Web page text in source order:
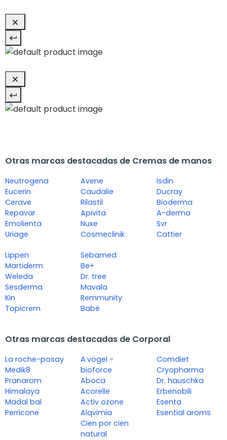
Otras marcas destacadas de Cremas de manos
Neutrogena
Eucerin
Cerave
Repavar
Emolienta
Uriage
Avene
Caudalie
Rilastil
Apivita
Nuxe
Cosmeclinik
Isdin
Ducray
Bioderma
A-derma
Svr
Cattier
Lippen
Martiderm
Weleda
Sesderma
Kin
Topicrem
Sebamed
Be+
Dr. tree
Mavala
Remmunity
Babé
Otras marcas destacadas de Corporal
La roche-posay
Medik8
Pranarom
Himalaya
Madal bal
Perricone
A.vogel -
bioforce
Aboca
Acorelle
Activ ozone
Alqvimia
Cien por cien
natural
Comdiet
Cryopharma
Dr. hauschka
Erbenobili
Esenta
Esential aroms